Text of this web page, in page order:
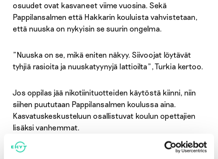
osuudet ovat kasvaneet viime vuosina. Sekä
Pappilansalmen että Hakkarin kouluista vahvistetaan,
että nuuska on nykyisin se suurin ongelma.
”Nuuska on se, mikä eniten näkyy. Siivoojat löytävät
tyhjiä rasioita ja nuuskatyynyjä lattioilta”, Turkia kertoo.
Jos oppilas jää nikotiinituotteiden käytöstä kiinni, niin
siihen puututaan Pappilansalmen koulussa aina.
Kasvatuskeskusteluun osallistuvat koulun opettajien
lisäksi vanhemmat.
Vuoden 2017 kouluterveyskyselyn mukaan